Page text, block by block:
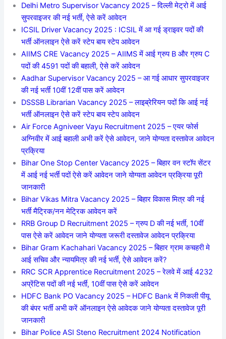
Delhi Metro Supervisor Vacancy 2025 – दिल्ली मेट्रो में आई
सुपरवाइजर की नई भर्ती, ऐसे करें आवेदन
ICSIL Driver Vacancy 2025 : ICSIL में आ गई ड्राइवर पदों की
भर्ती ऑनलाइन ऐसे करें स्टेप बाय स्टेप आवेदन
AIIMS CRE Vacancy 2025 – AIIMS में आई ग्रुप B और ग्रुप C
पदों की 4591 पदों की बहाली, ऐसे करें आवेदन
Aadhar Supervisor Vacancy 2025 – आ गई आधार सुपरवाइजर
की नई भर्ती 10वीं 12वीं पास करें आवेदन
DSSSB Librarian Vacancy 2025 – लाइब्रेरियन पदों कि आई नई
भर्ती ऑनलाइन ऐसे करें स्टेप बाय स्टेप आवेदन
Air Force Agniveer Vayu Recruitment 2025 – एयर फोर्स
अग्निवीर में आई बहाली अभी करें ऐसे आवेदन, जाने योग्यता दस्तावेज आवेदन
प्रक्रिया
Bihar One Stop Center Vacancy 2025 – बिहार वन स्टॉप सेंटर
में आई नई भर्ती पदों ऐसे करें आवेदन जाने योग्यता आवेदन प्रक्रिया पूरी
जानकारी
Bihar Vikas Mitra Vacancy 2025 – बिहार विकास मित्र की नई
भर्ती मैट्रिक/नन मेट्रिक आवेदन करें
RRB Group D Recruitment 2025 – ग्रुप D की नई भर्ती, 10वीं
पास ऐसे करें आवेदन जाने योग्यता जरूरी दस्तावेज आवेदन प्रक्रिया
Bihar Gram Kachahari Vacancy 2025 – बिहार ग्राम कचहरी मे
आई सचिव और न्यायमित्र की नई भर्ती, ऐसे आवेदन करें?
RRC SCR Apprentice Recruitment 2025 – रेलवे में आई 4232
अप्रेंटिस पदों की नई भर्ती, 10वीं पास ऐसे करें आवेदन
HDFC Bank PO Vacancy 2025 – HDFC Bank में निकली पीयू
की बंपर भर्ती अभी करें ऑनलाइन ऐसे आवेदक जाने योग्यता दस्तावेज पूरी
जानकारी
Bihar Police ASI Steno Recruitment 2024 Notification